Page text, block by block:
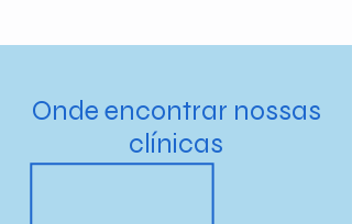
Onde encontrar nossas
clínicas